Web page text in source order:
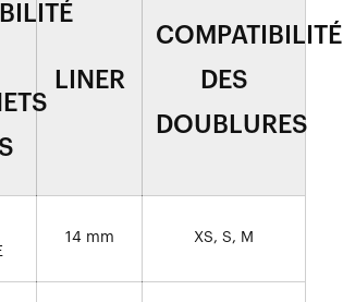
LINER
COMPATIBILITÉ
DES
DOUBLURES
14 mm XS, S, M